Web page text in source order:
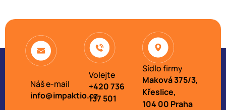
Náš e-mail
info@impaktio.cz
Volejte
+420 736
137 501
Sídlo firmy
Maková 375/3,
Křeslice,
104 00 Praha